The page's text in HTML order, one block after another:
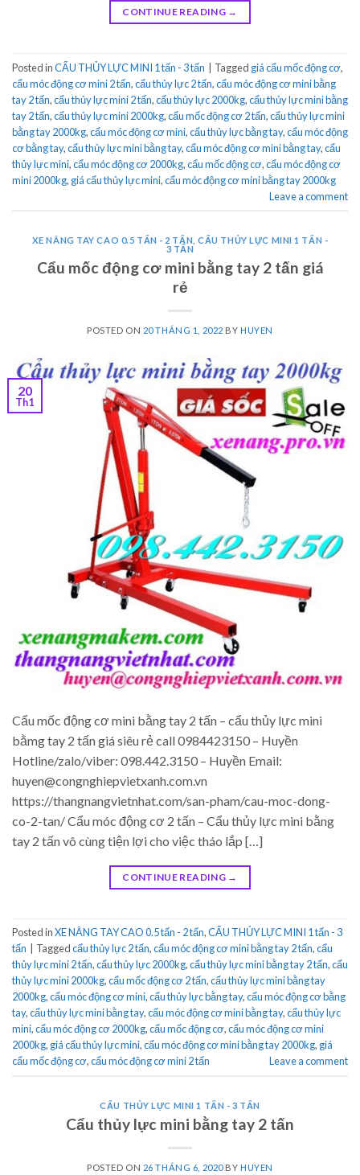
CONTINUE READING →
Posted inCẨU THỦY LỰC MINI 1 tấn - 3 tấn Tagged giá cẩu mốc động cơ,
cẩu móc động cơ mini 2 tấn,cẩu thủy lực 2 tấn,cẩu móc động cơ mini bằng
tay 2 tấn,cẩu thủy lực mini 2 tấn,cẩu thủy lực 2000kg,cẩu thủy lực mini bằng
tay 2 tấn,cẩu thủy lực mini 2000kg,cẩu mốc động cơ 2 tấn,cẩu thủy lực mini
bằng tay 2000kg,cẩu móc động cơ mini,cẩu thủy lực bằng tay,cẩu móc động
cơ bằng tay,cẩu thủy lực mini bằng tay,cẩu móc động cơ mini bằng tay,cẩu
thủy lực mini,cẩu móc động cơ 2000kg,cẩu mốc động cơ,cẩu móc động cơ
mini 2000kg, giá cẩu thủy lực mini,cẩu móc động cơ mini bằng tay 2000kg
Leave a comment
XE NÂNG TAY CAO 0.5 TẤN - 2 TẤN ,CẨU THỦY LỰC MINI 1 TẤN -
3 TẤN
Cẩu mốc động cơ mini bằng tay 2 tấn giá
rẻ
POSTED ON 20 THÁNG 1, 2022 BY HUYEN
20
Th1
Cẩu mốc động cơ mini bằng tay 2 tấn – cẩu thủy lực mini
bằmg tay 2 tấn giá siêu rẻ call 0984423150 – Huyền
Hotline/zalo/viber: 098.442.3150 – Huyền Email:
huyen@congnghiepvietxanh.com.vn
https://thangnangvietnhat.com/san-pham/cau-moc-dong-
co-2-tan/ Cẩu móc động cơ 2 tấn – Cẩu thủy lực mini bằng
tay 2 tấn vô cùng tiện lợi cho việc tháo lắp […]
CONTINUE READING →
Posted inXE NÂNG TAY CAO 0.5 tấn - 2 tấn,CẨU THỦY LỰC MINI 1 tấn - 3
tấn
Taggedcẩu thủy lực 2 tấn,cẩu móc động cơ mini bằng tay 2 tấn,cẩu
thủy lực mini 2 tấn,cẩu thủy lực 2000kg,cẩu thủy lực mini bằng tay 2 tấn,cẩu
thủy lực mini 2000kg,cẩu mốc động cơ 2 tấn,cẩu thủy lực mini bằng tay
2000kg,cẩu móc động cơ mini,cẩu thủy lực bằng tay,cẩu móc động cơ bằng
tay,cẩu thủy lực mini bằng tay,cẩu móc động cơ mini bằng tay,cẩu thủy lực
mini,cẩu móc động cơ 2000kg,cẩu mốc động cơ,cẩu móc động cơ mini
2000kg, giá cẩu thủy lực mini,cẩu móc động cơ mini bằng tay 2000kg, giá
cẩu mốc động cơ,cẩu móc động cơ mini 2 tấn Leave a comment
CẨU THỦY LỰC MINI 1 TẤN - 3 TẤN
Cẩu thủy lực mini bằng tay 2 tấn
POSTED ON 26 THÁNG 6, 2020BY HUYEN